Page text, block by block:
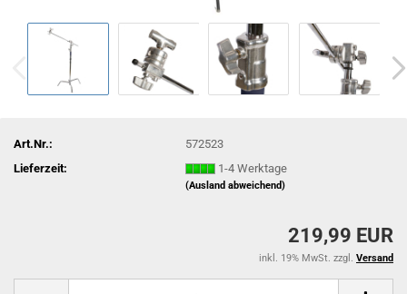
Art.Nr.:
572523
Lieferzeit:
1-4 Werktage
(Ausland abweichend)
219,99 EUR
inkl. 19% MwSt. zzgl. Versand